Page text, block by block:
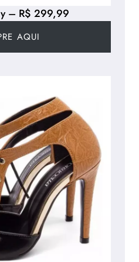
– R$ 299,99
AQUI